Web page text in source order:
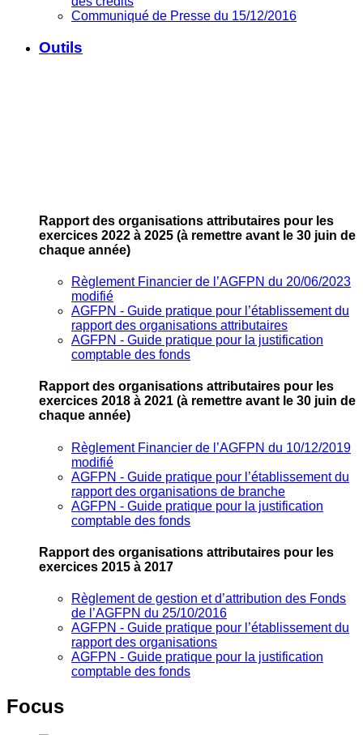
Communiqué de Presse du 15/12/2016
Outils
Rapport des organisations attributaires pour les
exercices 2022 à 2025 (à remettre avant le 30 juin de
chaque année)
Règlement Financier de l’AGFPN du 20/06/2023
modifié
AGFPN ‐ Guide pratique pour l’établissement du
rapport des organisations attributaires
AGFPN ‐ Guide pratique pour la justification
comptable des fonds
Rapport des organisations attributaires pour les
exercices 2018 à 2021 (à remettre avant le 30 juin de
chaque année)
Règlement Financier de l’AGFPN du 10/12/2019
modifié
AGFPN ‐ Guide pratique pour l’établissement du
rapport des organisations de branche
AGFPN ‐ Guide pratique pour la justification
comptable des fonds
Rapport des organisations attributaires pour les
exercices 2015 à 2017
Règlement de gestion et d’attribution des Fonds
de l’AGFPN du 25/10/2016
AGFPN ‐ Guide pratique pour l’établissement du
rapport des organisations
AGFPN ‐ Guide pratique pour la justification
comptable des fonds
Focus